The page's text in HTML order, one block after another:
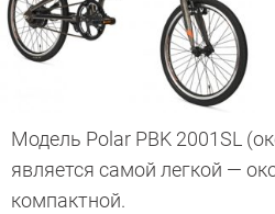
Модель Polar PBK 2001SL
является самой легкой —
компактной.